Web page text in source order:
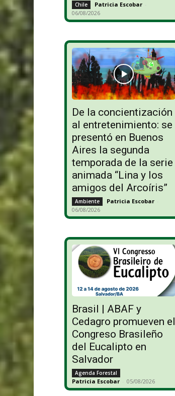
Chile Patricia Escobar -
06/08/2026
De la concientización
al entretenimiento: se
presentó en Buenos
Aires la segunda
temporada de la serie
animada “Lina y los
amigos del Arcoíris”
Ambiente Patricia Escobar -
06/08/2026
Brasil | ABAF y
Cedagro promueven el
Congreso Brasileño
del Eucalipto en
Salvador
Agenda Forestal
Patricia Escobar - 05/08/2026